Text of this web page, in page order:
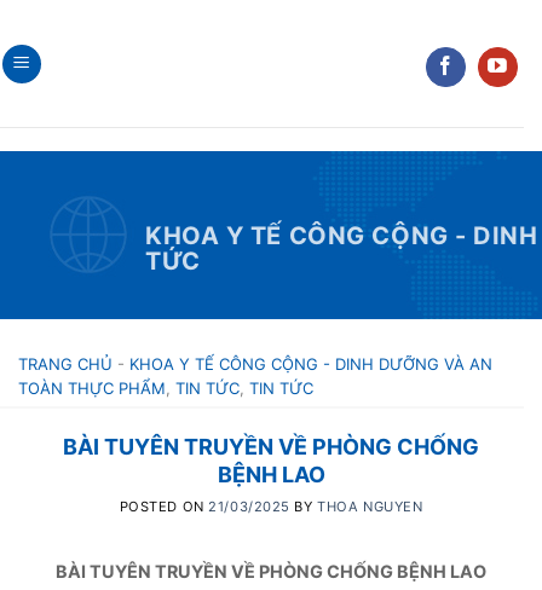
to
content
KHOA Y TẾ CÔNG CỘNG -
TỨC
TRANG CHỦ - KHOA Y TẾ CÔNG CỘNG - DINH DƯỠNG VÀ AN
TOÀN THỰC PHẨM TIN TỨC TIN TỨC
BÀI TUYÊN TRUYỀN VỀ PHÒNG CHỐNG
BỆNH LAO
POSTED ON21/03/2025 BYTHOA NGUYEN
BÀI TUYÊN TRUYỀN VỀ PHÒNG CHỐNG BỆNH LAO